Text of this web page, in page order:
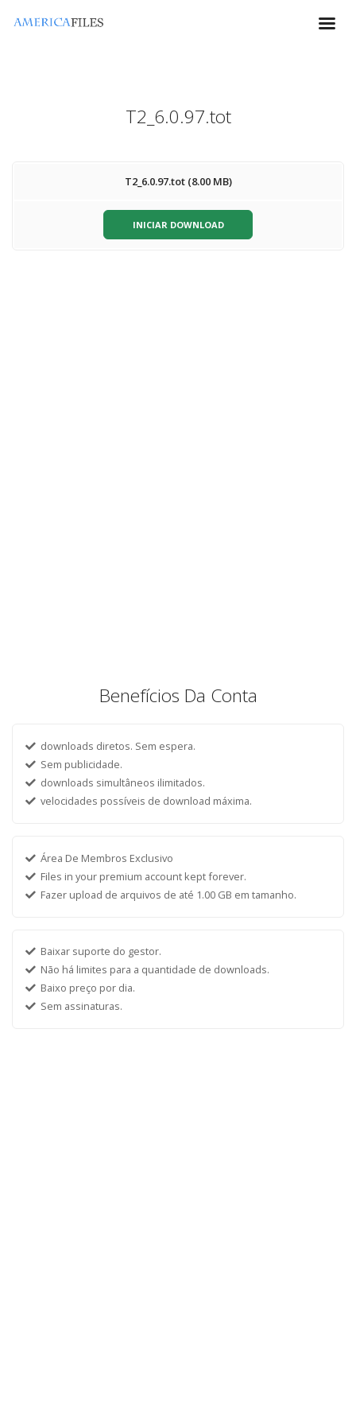
T2_6.0.97.tot
T2_6.0.97.tot (8.00 MB)
INICIAR DOWNLOAD
Benefícios Da Conta
downloads diretos. Sem espera.
Sem publicidade.
downloads simultâneos ilimitados.
velocidades possíveis de download máxima.
Área De Membros Exclusivo
Files in your premium account kept forever.
Fazer upload de arquivos de até 1.00 GB em tamanho.
Baixar suporte do gestor.
Não há limites para a quantidade de downloads.
Baixo preço por dia.
Sem assinaturas.